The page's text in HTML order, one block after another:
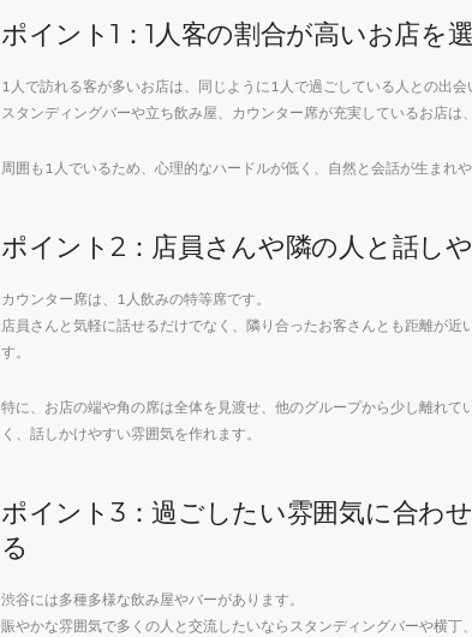
ポイント1：1人客の割合が高いお店を
1人で訪れる客が多いお店は、同じように1人で過ごしている人との出会
スタンディングバーや立ち飲み屋、カウンター席が充実しているお店は
周囲も1人でいるため、心理的なハードルが低く、自然と会話が生まれや
ポイント2：店員さんや隣の人と話し
カウンター席は、1人飲みの特等席です。
店員さんと気軽に話せるだけでなく、隣り合ったお客さんとも距離が近
す。
特に、お店の端や角の席は全体を見渡せ、他のグループから少し離れ
く、話しかけやすい雰囲気を作れます。
ポイント3：過ごしたい雰囲気に合わ
る
渋谷には多種多様な飲み屋やバーがあります。
賑やかな雰囲気で多くの人と交流したいならスタンディングバーや横丁